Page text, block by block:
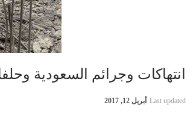
انتهاكات وجرائم السعودية وحلفائها
Last updated أبريل 12, 2017